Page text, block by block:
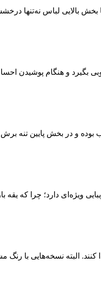
بخش بالایی لباس نه‌تنها
بگیرد و هنگام پوشیدن
بوده و در بخش پایین تنه
ویژه‌ای دارد؛ چرا که یقه
البته نسخه‌هایی با رنگ